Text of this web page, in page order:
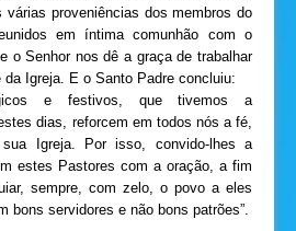
várias proveniências dos membros do
em íntima comunhão com o
o Senhor nos dê a graça de trabalhar
Igreja. E o Santo Padre concluiu:
e festivos, que tivemos a
dias, reforcem em todos nós a fé,
Igreja. Por isso, convido-lhes a
estes Pastores com a oração, a fim
sempre, com zelo, o povo a eles
bons servidores e não bons patrões”.